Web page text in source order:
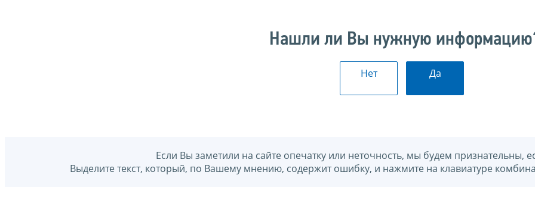
Нашли ли Вы нужную
Нет Да
Если Вы заметили на сайте опечатку или неточность, мы будем признательны,
Выделите текст, который, по Вашему мнению, содержит ошибку, и нажмите на клавиатуре